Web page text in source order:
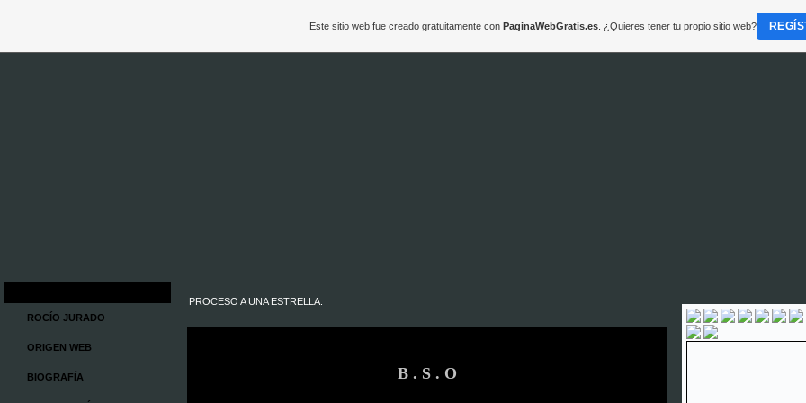
ROCÍO JURADO
ORIGEN WEB
BIOGRAFÍA
PROCESO A UNA ESTRELLA.
B . S . O
Este sitio web fue creado gratuitamente con PaginaWebGratis.es. ¿Quieres tener tu propio sitio web?